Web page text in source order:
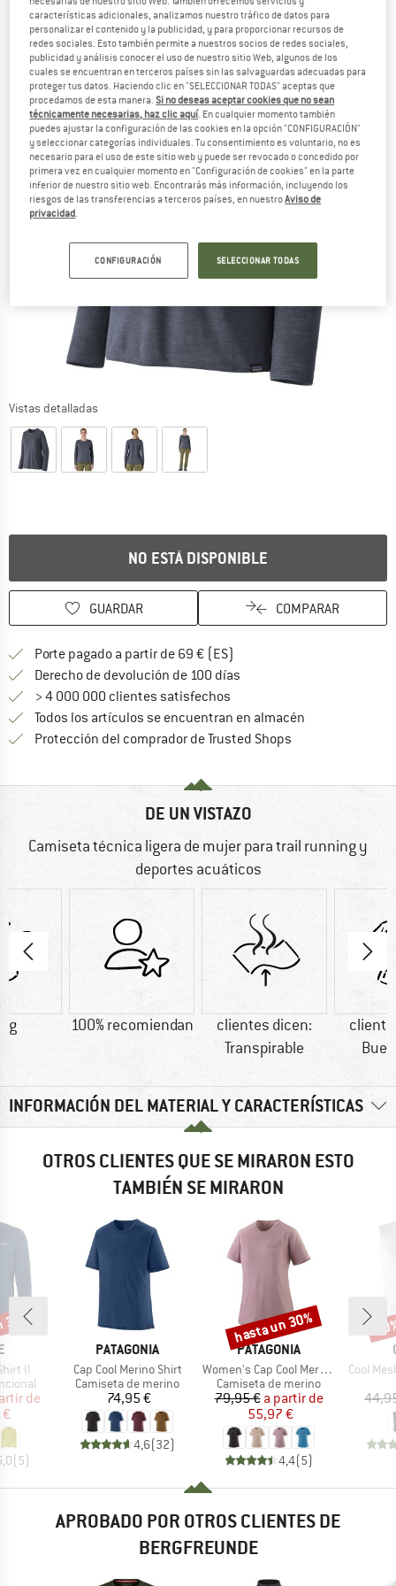
Vistas detalladas
NO ESTÁ DISPONIBLE
GUARDAR COMPARAR
Porte pagado a partir de 69 € (ES)
Derecho de devolución de 100 días
> 4 000 000 clientes satisfechos
Todos los artículos se encuentran en almacén
Protección del comprador de Trusted Shops
DE UN VISTAZO
Camiseta técnica ligera de mujer para trail running y
deportes acuáticos
g 100% recomiendan
clientes dicen:
Transpirable
INFORMACIÓN DEL MATERIAL Y CARACTERÍSTICAS
OTROS CLIENTES QUE SE MIRARON ESTO
TAMBIÉN SE MIRARON
II
reducido
de
(5)
MARCA
PATAGONIA
Artículo
Cap Cool Merino Shirt
Product group
Camiseta de merino
Precio
74,95 €
4,6(32)
MARCA
PATAGONIA
Artículo
Women's Cap Cool Merino Graphic Shirt
Product group
Camiseta de merino
Precio
79,95 € Precio reducido
a partir de
55,97 €
4,4(5)
Descuento
hasta un 30%
Artículo
Cool
APROBADO POR OTROS CLIENTES DE
BERGFREUNDE
características adicionales, analizamos nuestro tráfico de datos para
personalizar el contenido y la publicidad, y para proporcionar recursos de
redes sociales. Esto también permite a nuestros socios de redes sociales,
publicidad y análisis conocer el uso de nuestro sitio Web, algunos de los
cuales se encuentran en terceros países sin las salvaguardas adecuadas para
proteger tus datos. Haciendo clic en "SELECCIONAR TODAS" aceptas que
procedamos de esta manera.Si no deseas aceptar cookies que no sean
técnicamente necesarias, haz clic aquí. En cualquier momento también
puedes ajustar la configuración de las cookies en la opción "CONFIGURACIÓN"
y seleccionar categorías individuales. Tu consentimiento es voluntario, no es
necesario para el uso de este sitio web y puede ser revocado o concedido por
primera vez en cualquier momento en "Configuración de cookies" en la parte
inferior de nuestro sitio web. Encontrarás más información, incluyendo los
riesgos de las transferencias a terceros países, en nuestroAviso de
privacidad.
CONFIGURACIÓN SELECCIONAR TODAS